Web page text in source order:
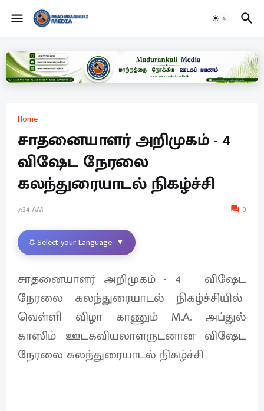
Home
சாதனையாளர் அறிமுகம் - 4
விஷேட நேரலை
கலந்துரையாடல் நிகழ்ச்சி
7:34 AM 0
🌐 Select your Language ▼
சாதனையாளர் அறிமுகம் - 4 விஷேட
நேரலை கலந்துரையாடல் நிகழ்ச்சியில்
வெள்ளி விழா காணும் M.A. அப்துல்
காஸிம் ஊடகவியலாளருடனான விஷேட
நேரலை கலந்துரையாடல் நிகழ்ச்சி